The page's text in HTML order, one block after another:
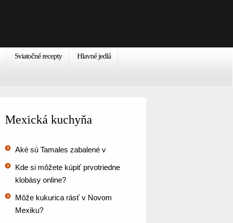
Sviatočné recepty Hlavné jedlá
Mexická kuchyňa
Aké sú Tamales zabalené v
Kde si môžete kúpiť prvotriedne
klobásy online?
Môže kukurica rásť v Novom
Mexiku?